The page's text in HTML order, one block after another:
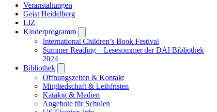
Veranstaltungen
Geist Heidelberg
LIZ
Kinderprogramm
submenu
International Children’s Book Festival
Summer Reading – Lesesommer der DAI Bibliothek
2024
Bibliothek
submenu
Öffnungszeiten & Kontakt
Mitgliedschaft & Leihfristen
Katalog & Medien
Angebote für Schulen